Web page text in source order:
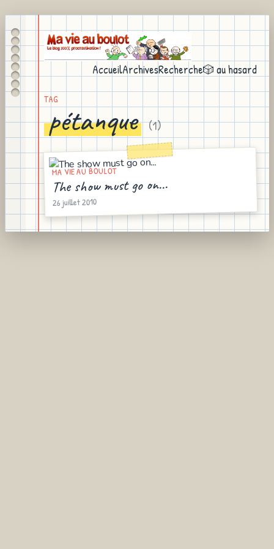
AccueilArchivesRecherche🎲 au hasard
TAG
pétanque (1)
MA VIE AU BOULOT
The show must go on...
26 juillet 2010